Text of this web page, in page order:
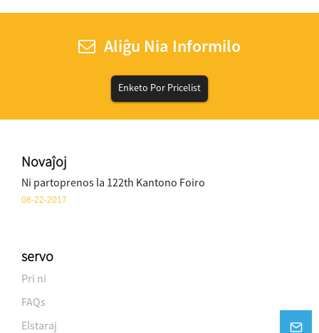
Aliĝu Nia Informilo
Enketo Por Pricelist
Novaĵoj
Ni partoprenos la 122th Kantono Foiro
08-22-2017
servo
Pri ni
FAQs
Elstaraj